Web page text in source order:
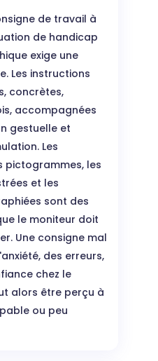
de travail à
de handicap
exige une
Les instructions
concrètes,
accompagnées
gestuelle et
Les
pictogrammes, les
et les
sont des
le moniteur doit
Une consigne mal
des erreurs,
chez le
alors être perçu à
ou peu